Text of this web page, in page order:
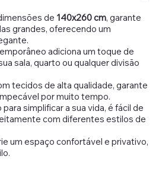
de 140x260 cm, garante
grandes, oferecendo um
adiciona um toque de
sala, quarto ou qualquer divisão
tecidos de alta qualidade, garante
por muito tempo.
para simplificar a sua vida, é fácil de
com diferentes estilos de
um espaço confortável e privativo,